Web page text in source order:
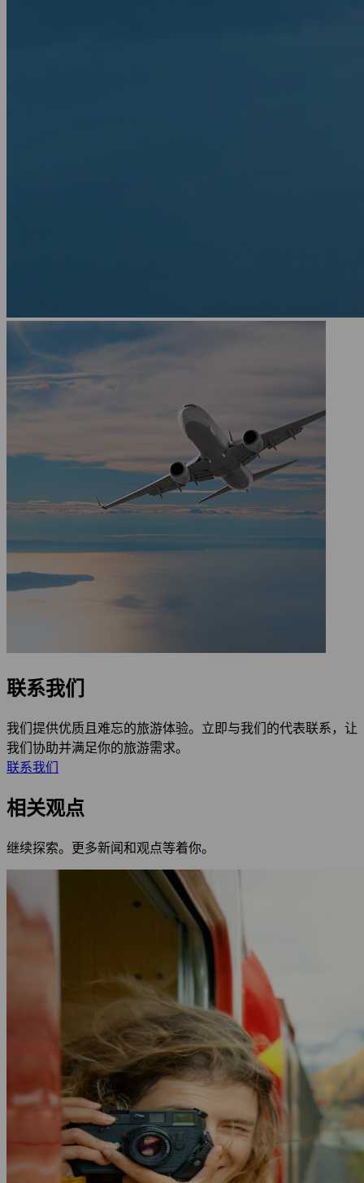
联系我们
我们提供优质且难忘的旅游体验。立即与我们的代表联系，让
我们协助并满足你的旅游需求。
联系我们
相关观点
继续探索。更多新闻和观点等着你。